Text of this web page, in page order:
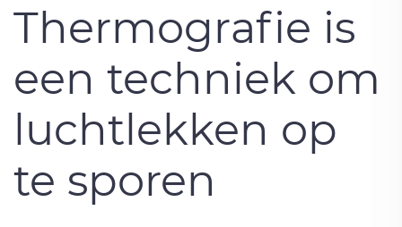
Thermografie is
een techniek om
luchtlekken op
te sporen